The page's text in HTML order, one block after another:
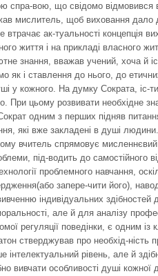
спра-вою, що свідомо відмовився
мислитель, щоб виховання дало
втрачає ак-туальності концепція
життя і на прикладі власного
знання, вважав учений, хоча й
як і ставлення до нього, до
у кожного. На думку Сократа, іс-
При цьому розвивати необхідне
одним з перших підняв
які вже закладені в душі
вчитель спрямовує
під-водить до самостійного
проблемного навчання,
запере-чити його),
індивідуальних здібностей
але й для аналізу
регуляції поведінки, є одним із
стверджував про необхід-ність
рівень, але й
вивчати особливості душі